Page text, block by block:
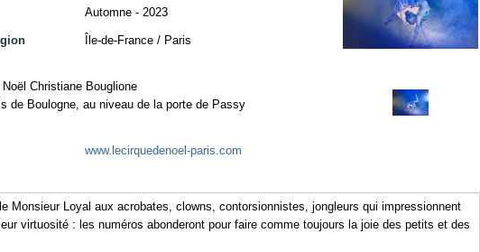
Automne - 2023
Île-de-France / Paris
Christiane Bouglione
de Boulogne, au niveau de la porte de Passy
www.lecirquedenoel-paris.com
Monsieur Loyal aux acrobates, clowns, contorsionnistes, jongleurs qui impressionnent
virtuosité : les numéros abonderont pour faire comme toujours la joie des petits et des